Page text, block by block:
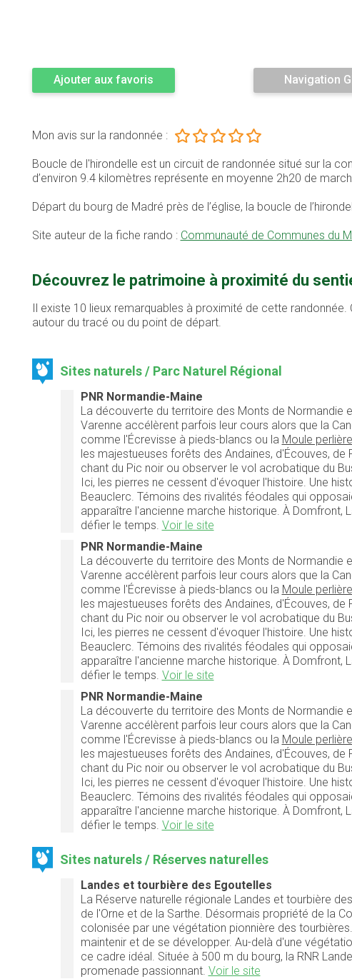
Ajouter aux favoris Navigation
Mon avis sur la randonnée :
Boucle de l'hirondelle est un circuit de randonnée situé sur la
d’environ 9.4 kilomètres représente en moyenne 2h20 de
Départ du bourg de Madré près de l’église, la boucle de
Site auteur de la fiche rando : Communauté de Communes du
Découvrez le patrimoine à proximité du
Il existe 10 lieux remarquables à proximité de cette
autour du tracé ou du point de départ.
Sites naturels / Parc Naturel Régional
PNR Normandie-Maine
La découverte du territoire des Monts de Normandie
Varenne accélèrent parfois leur cours alors que la
comme l'Écrevisse à pieds-blancs ou la Moule perlière
les majestueuses forêts des Andaines, d'Écouves,
chant du Pic noir ou observer le vol acrobatique du
Ici, les pierres ne cessent d'évoquer l'histoire. Une
Beauclerc. Témoins des rivalités féodales qui
apparaître l'ancienne marche historique. À Domfront,
défier le temps. Voir le site
PNR Normandie-Maine
La découverte du territoire des Monts de Normandie
Varenne accélèrent parfois leur cours alors que la
comme l'Écrevisse à pieds-blancs ou la Moule perlière
les majestueuses forêts des Andaines, d'Écouves,
chant du Pic noir ou observer le vol acrobatique du
Ici, les pierres ne cessent d'évoquer l'histoire. Une
Beauclerc. Témoins des rivalités féodales qui
apparaître l'ancienne marche historique. À Domfront,
défier le temps. Voir le site
PNR Normandie-Maine
La découverte du territoire des Monts de Normandie
Varenne accélèrent parfois leur cours alors que la
comme l'Écrevisse à pieds-blancs ou la Moule perlière
les majestueuses forêts des Andaines, d'Écouves,
chant du Pic noir ou observer le vol acrobatique du
Ici, les pierres ne cessent d'évoquer l'histoire. Une
Beauclerc. Témoins des rivalités féodales qui
apparaître l'ancienne marche historique. À Domfront,
défier le temps. Voir le site
Sites naturels / Réserves naturelles
Landes et tourbière des Egoutelles
La Réserve naturelle régionale Landes et tourbière
de l'Orne et de la Sarthe. Désormais propriété de la
colonisée par une végétation pionnière des
maintenir et de se développer. Au-delà d'une
ce cadre idéal. Située à 500 m du bourg, la RNR
promenade passionnant. Voir le site